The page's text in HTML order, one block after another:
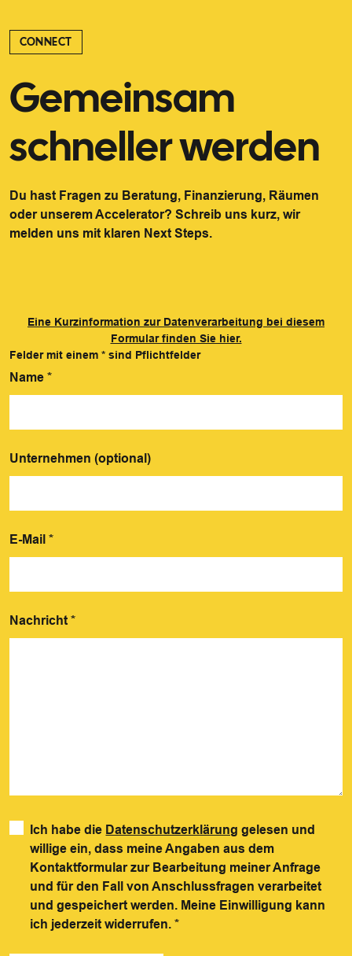
CONNECT
Gemeinsam
schneller werden
Du hast Fragen zu Beratung, Finanzierung, Räumen
oder unserem Accelerator? Schreib uns kurz, wir
melden uns mit klaren Next Steps.
Eine Kurzinformation zur Datenverarbeitung bei diesem
Formular finden Sie hier.
Felder mit einem * sind Pflichtfelder
Name *
Unternehmen (optional)
E-Mail *
Nachricht *
Ich habe die Datenschutzerklärung gelesen und
willige ein, dass meine Angaben aus dem
Kontaktformular zur Bearbeitung meiner Anfrage
und für den Fall von Anschlussfragen verarbeitet
und gespeichert werden. Meine Einwilligung kann
ich jederzeit widerrufen.*